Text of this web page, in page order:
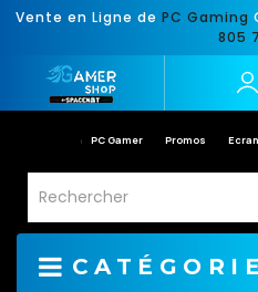
Vente en Ligne de PC Gaming
805
PC Gamer Promos Ecran